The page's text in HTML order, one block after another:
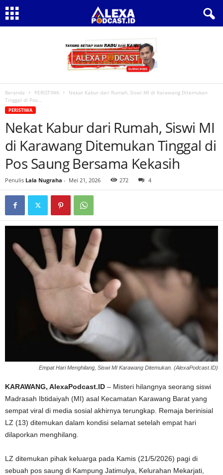
Beranda PERISTIWA
Nekat Kabur dari Rumah, Siswi MI di Karawang Ditemukan
Tinggal di Pos...
PERISTIWA
Nekat Kabur dari Rumah, Siswi MI
di Karawang Ditemukan Tinggal di
Pos Saung Bersama Kekasih
Penulis Lala Nugraha - Mei 21, 2026 272 4
Empat Hari Menghilang, Siswi MI Karawang Ditemukan. (AlexaPodcast.ID)
KARAWANG, AlexaPodcast.ID – Misteri hilangnya seorang siswi
Madrasah Ibtidaiyah (MI) asal Kecamatan Karawang Barat yang
sempat viral di media sosial akhirnya terungkap. Remaja berinisial
LZ (13) ditemukan dalam kondisi selamat setelah empat hari
dilaporkan menghilang.
LZ ditemukan pihak keluarga pada Kamis (21/5/2026) pagi di
sebuah pos saung di Kampung Jatimulya, Kelurahan Mekarjati,